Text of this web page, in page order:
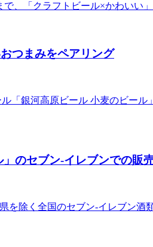
、「クラフトビール×かわいい
つまみをペアリング
「銀河高原ビール 小麦のビー
のセブン-イレブンでの販
除く全国のセブン-イレブン酒